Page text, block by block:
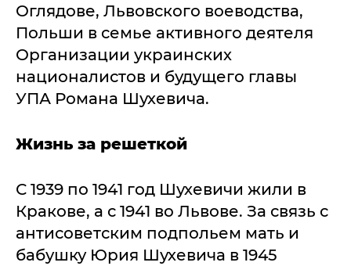
Оглядове, Львовского воеводства,
Польши в семье активного деятеля
Организации украинских
националистов и будущего главы
УПА Романа Шухевича.
Жизнь за решеткой
С 1939 по 1941 год Шухевичи жили в
Кракове, а с 1941 во Львове. За связь с
антисоветским подпольем мать и
бабушку Юрия Шухевича в 1945